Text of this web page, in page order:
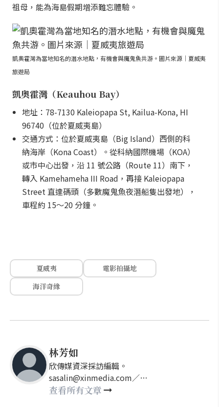
祖母，能為海島假期增添難忘體驗。
凱奧霍灣為當地知名的潛水地點，有機會與魔鬼魚共游。圖片來源｜夏威夷
旅遊局
凱奧霍灣（Keauhou Bay）
地址：78-7130 Kaleiopapa St, Kailua-Kona, HI
96740（位於夏威夷島）
交通方式：位於夏威夷島（Big Island）西側的科
納海岸（Kona Coast）。從科納國際機場（KOA）
或市中心出發，沿 11 號公路（Route 11）南下，
轉入 Kamehameha III Road，再接 Kaleiopapa
Street 直達碼頭（多數魔鬼魚夜潛船隻出發地），
車程約 15～20 分鐘。
夏威夷
電影拍攝地
海洋奇緣
林芳如
欣傳媒資深採訪編輯。
sasalin@xinmedia.com／
happy21917@gmail.com
查看所有文章